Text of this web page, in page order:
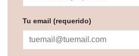
Tu email (requerido)